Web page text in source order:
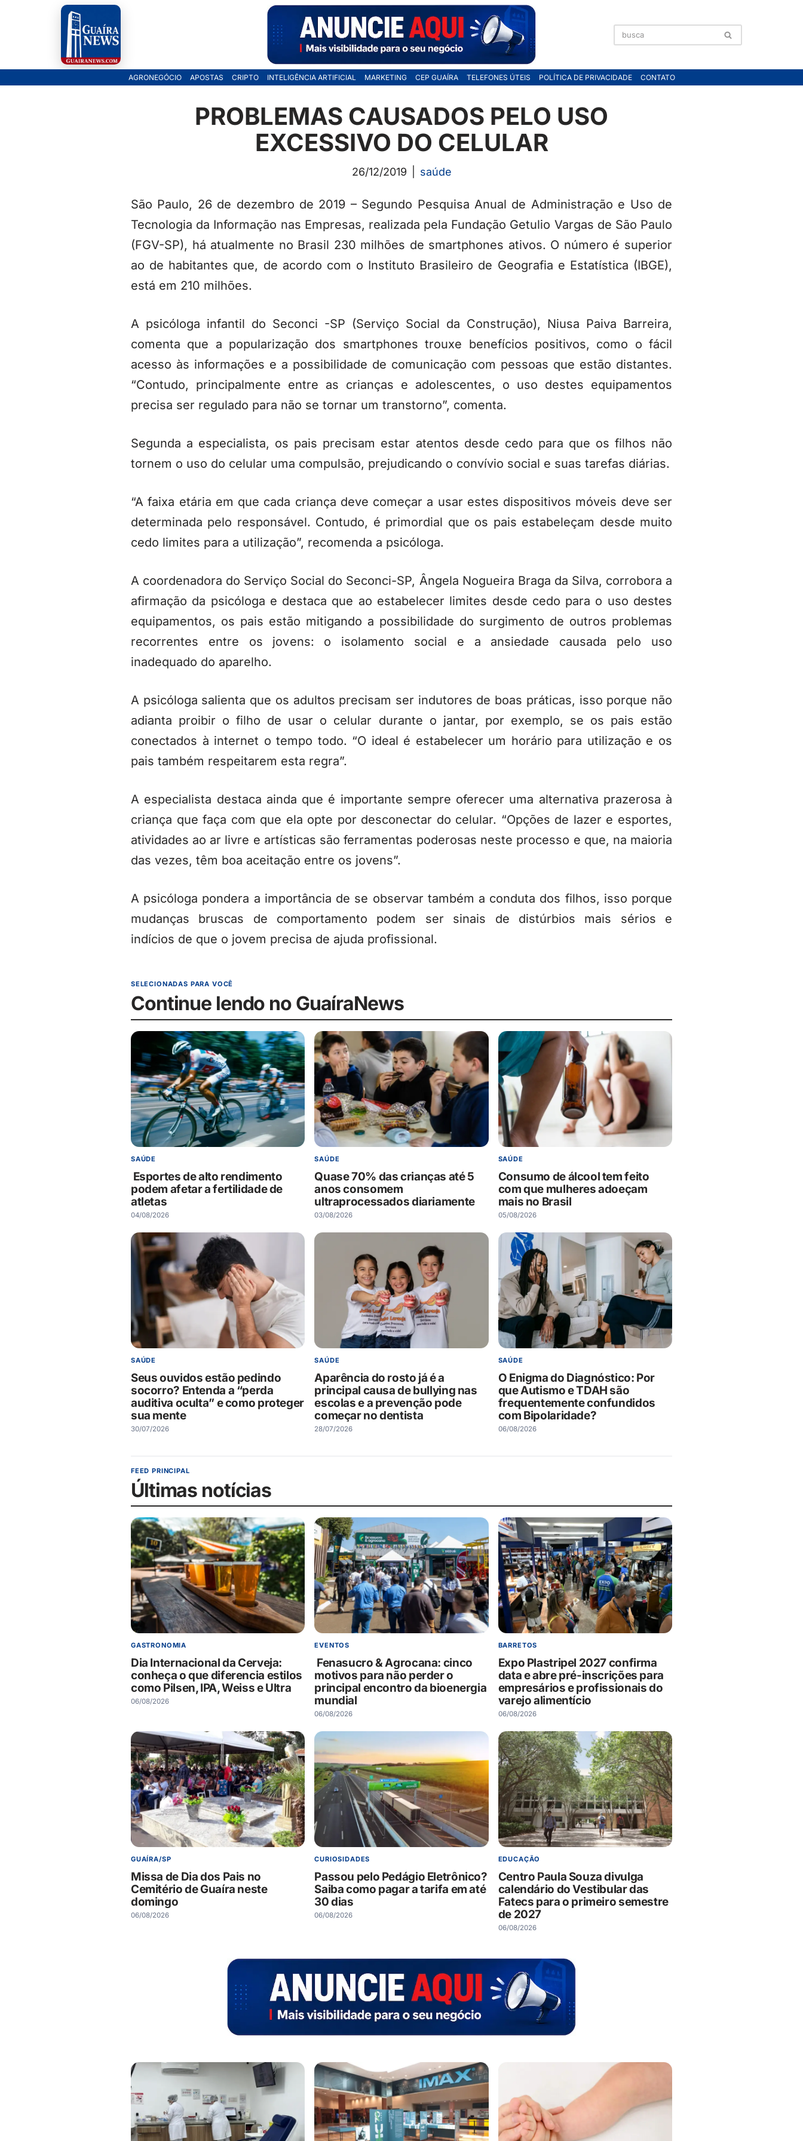
AGRONEGÓCIO APOSTAS CRIPTO INTELIGÊNCIA ARTIFICIAL MARKETING CEP GUAÍRA TELEFONES ÚTEIS POLÍTICA DE PRIVACIDADE CONTATO
PROBLEMAS CAUSADOS PELO USO
EXCESSIVO DO CELULAR
26/12/2019 saúde
São Paulo, 26 de dezembro de 2019 – Segundo Pesquisa Anual de Administração e Uso de
Tecnologia da Informação nas Empresas, realizada pela Fundação Getulio Vargas de São Paulo
(FGV-SP), há atualmente no Brasil 230 milhões de smartphones ativos. O número é superior
ao de habitantes que, de acordo com o Instituto Brasileiro de Geografia e Estatística (IBGE),
está em 210 milhões.
A psicóloga infantil do Seconci -SP (Serviço Social da Construção), Niusa Paiva Barreira,
comenta que a popularização dos smartphones trouxe benefícios positivos, como o fácil
acesso às informações e a possibilidade de comunicação com pessoas que estão distantes.
“Contudo, principalmente entre as crianças e adolescentes, o uso destes equipamentos
precisa ser regulado para não se tornar um transtorno”, comenta.
Segunda a especialista, os pais precisam estar atentos desde cedo para que os filhos não
tornem o uso do celular uma compulsão, prejudicando o convívio social e suas tarefas diárias.
“A faixa etária em que cada criança deve começar a usar estes dispositivos móveis deve ser
determinada pelo responsável. Contudo, é primordial que os pais estabeleçam desde muito
cedo limites para a utilização”, recomenda a psicóloga.
A coordenadora do Serviço Social do Seconci-SP, Ângela Nogueira Braga da Silva, corrobora a
afirmação da psicóloga e destaca que ao estabelecer limites desde cedo para o uso destes
equipamentos, os pais estão mitigando a possibilidade do surgimento de outros problemas
recorrentes entre os jovens: o isolamento social e a ansiedade causada pelo uso
inadequado do aparelho.
A psicóloga salienta que os adultos precisam ser indutores de boas práticas, isso porque não
adianta proibir o filho de usar o celular durante o jantar, por exemplo, se os pais estão
conectados à internet o tempo todo. “O ideal é estabelecer um horário para utilização e os
pais também respeitarem esta regra”.
A especialista destaca ainda que é importante sempre oferecer uma alternativa prazerosa à
criança que faça com que ela opte por desconectar do celular. “Opções de lazer e esportes,
atividades ao ar livre e artísticas são ferramentas poderosas neste processo e que, na maioria
das vezes, têm boa aceitação entre os jovens”.
A psicóloga pondera a importância de se observar também a conduta dos filhos, isso porque
mudanças bruscas de comportamento podem ser sinais de distúrbios mais sérios e
indícios de que o jovem precisa de ajuda profissional.
SELECIONADAS PARA VOCÊ
Continue lendo no GuaíraNews
SAÚDE
Esportes de alto rendimento
podem afetar a fertilidade de
atletas
04/08/2026
SAÚDE
Quase 70% das crianças até 5
anos consomem
ultraprocessados diariamente
03/08/2026
SAÚDE
Consumo de álcool tem feito
com que mulheres adoeçam
mais no Brasil
05/08/2026
SAÚDE
Seus ouvidos estão pedindo
socorro? Entenda a “perda
auditiva oculta” e como proteger
sua mente
30/07/2026
SAÚDE
Aparência do rosto já é a
principal causa de bullying nas
escolas e a prevenção pode
começar no dentista
28/07/2026
SAÚDE
O Enigma do Diagnóstico: Por
que Autismo e TDAH são
frequentemente confundidos
com Bipolaridade?
06/08/2026
FEED PRINCIPAL
Últimas notícias
GASTRONOMIA
Dia Internacional da Cerveja:
conheça o que diferencia estilos
como Pilsen, IPA, Weiss e Ultra
06/08/2026
EVENTOS
Fenasucro & Agrocana: cinco
motivos para não perder o
principal encontro da bioenergia
mundial
06/08/2026
BARRETOS
Expo Plastripel 2027 confirma
data e abre pré-inscrições para
empresários e profissionais do
varejo alimentício
06/08/2026
GUAÍRA/SP
Missa de Dia dos Pais no
Cemitério de Guaíra neste
domingo
06/08/2026
CURIOSIDADES
Passou pelo Pedágio Eletrônico?
Saiba como pagar a tarifa em até
30 dias
06/08/2026
EDUCAÇÃO
Centro Paula Souza divulga
calendário do Vestibular das
Fatecs para o primeiro semestre
de 2027
06/08/2026